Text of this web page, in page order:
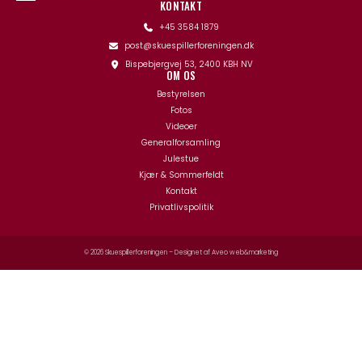
KONTAKT
+45 3584 1879
post@skuespillerforeningen.dk
Bispebjergvej 53, 2400 KBH NV
OM OS
Bestyrelsen
Fotos
Videoer
Generalforsamling
Julestue
Kjær & Sommerfeldt
Kontakt
Privatlivspolitik
© 2026 Skuespillerforeningen – Designet afAveo web&marketing